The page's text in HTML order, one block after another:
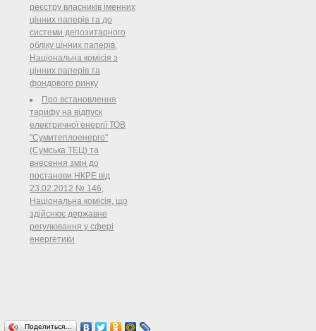
реєстру власників іменних
цінних паперів та до
системи депозитарного
обліку цінних паперів,
Національна комісія з
цінних паперів та
фондового ринку
Про встановлення
тарифу на відпуск
електричної енергії ТОВ
"Сумитеплоенерго"
(Сумська ТЕЦ) та
внесення змін до
постанови НКРЕ від
23.02.2012 № 146,
Національна комісія, що
здійснює державне
регулювання у сфері
енергетики
Поделиться…